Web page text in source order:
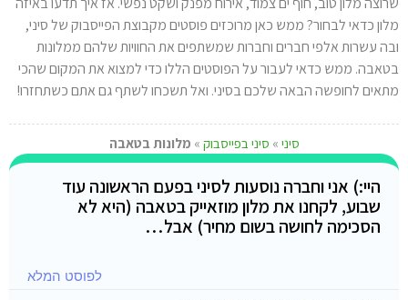
מלון כדאי לבחור? ממש כאן מרוכזים פוסטים מקבוצת הפייסבוק של סיני,
ובה עשרות אלפי חברים וחברות שמשתפים את החוויות שלהם ממלונות
בטאבה. ממש כדאי לעבור על הפוסטים הללו כדי למצוא את המקום שהכי
מתאים לחופשה הבאה שלכם בסיני. ואל תשכחו לשתף גם אתם כשתחזרו!
סיני » סיני בפייסבוק » מלונות בטאבה
היי:) אני וחברה נוסעות לסיני בפעם הראשונה עוד
שבוע, לקחנו את מלון מוזאייק בטאבה (היא לא
הסכימה לחושה בשום מחיר) אבל…
לפוסט המלא